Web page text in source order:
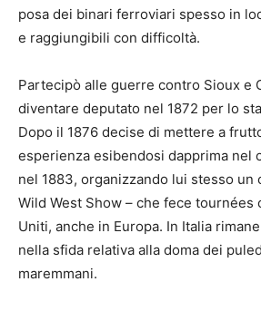
posa dei binari ferroviari spesso in
e raggiungibili con difficoltà.
Partecipò alle guerre contro Sioux e
diventare deputato nel 1872 per lo
Dopo il 1876 decise di mettere a
esperienza esibendosi dapprima nel
nel 1883, organizzando lui stesso un
Wild West Show – che fece tournées
Uniti, anche in Europa. In Italia
nella sfida relativa alla doma dei
maremmani.